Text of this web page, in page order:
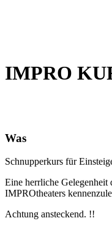
IMPRO
Was
Schnupperkurs für
Eine herrliche Gelegenheit
IMPROtheaters
Achtung ansteckend. !!